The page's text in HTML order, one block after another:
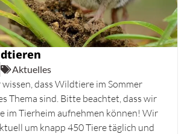
Aktuelles
dass Wildtiere im Sommer
Thema sind. Bitte beachtet, dass wir
im Tierheim aufnehmen können! Wir
um knapp 450 Tiere täglich und